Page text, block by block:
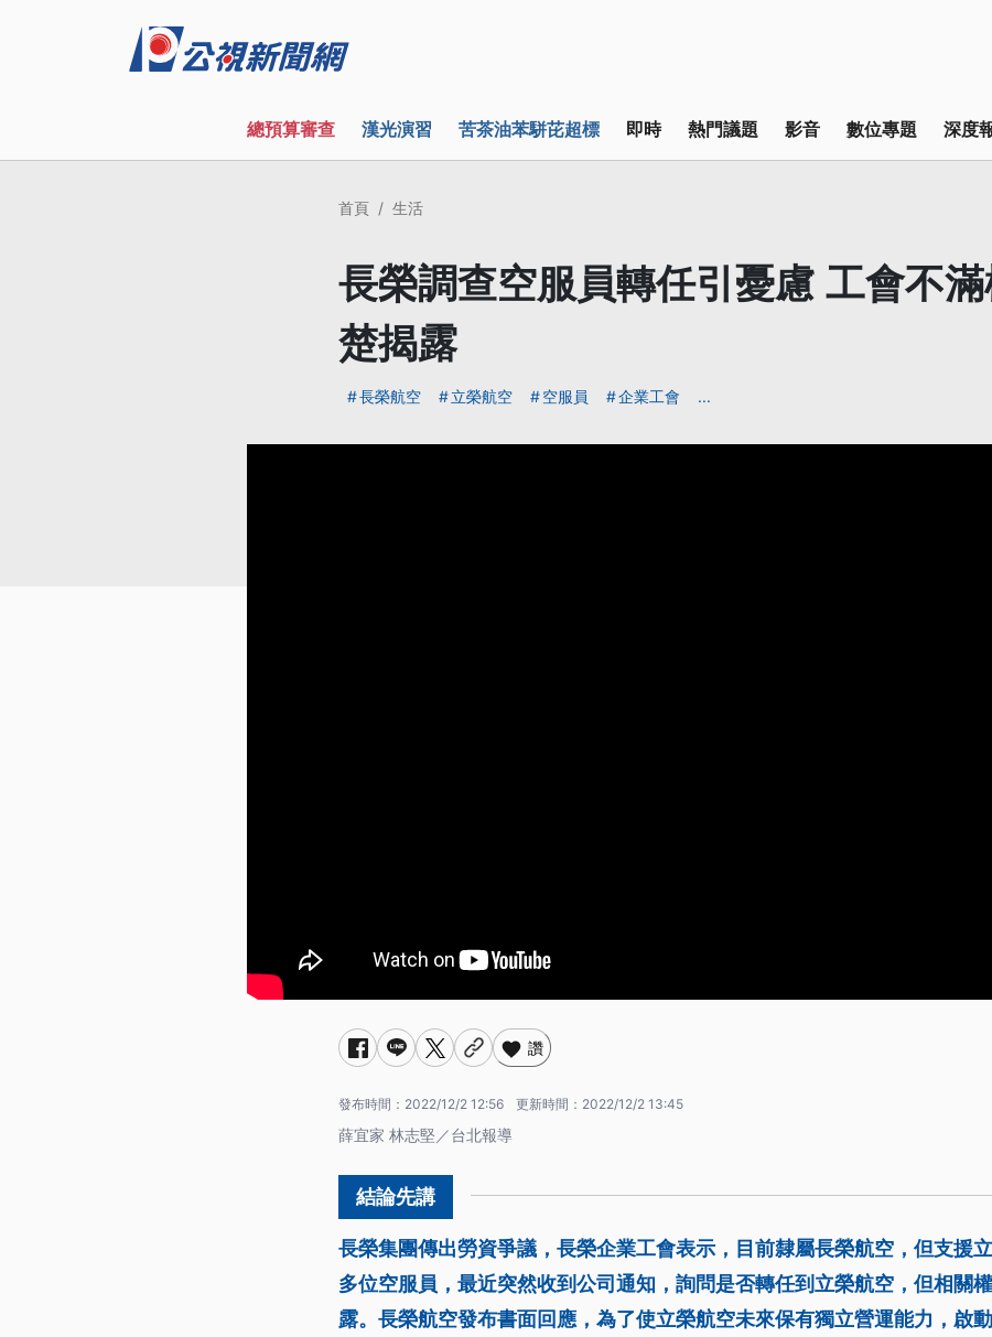
總預算審查 漢光演習 苦茶油苯駢芘超標 即時 熱門議題 影音 數位專題 深度
首頁 生活
長榮調查空服員轉任引憂慮 工會不
楚揭露
長榮航空 立榮航空 空服員 企業工會 ...
讚
發布時間： 2022/12/2 12:56 更新時間： 2022/12/2 13:45
薛宜家 林志堅／台北報導
長榮集團傳出勞資爭議，長榮企業工會表示，目前隸屬長榮航空，但支援
多位空服員，最近突然收到公司通知，詢問是否轉任到立榮航空，但相關
露。長榮航空發布書面回應，為了使立榮航空未來保有獨立營運能力，啟